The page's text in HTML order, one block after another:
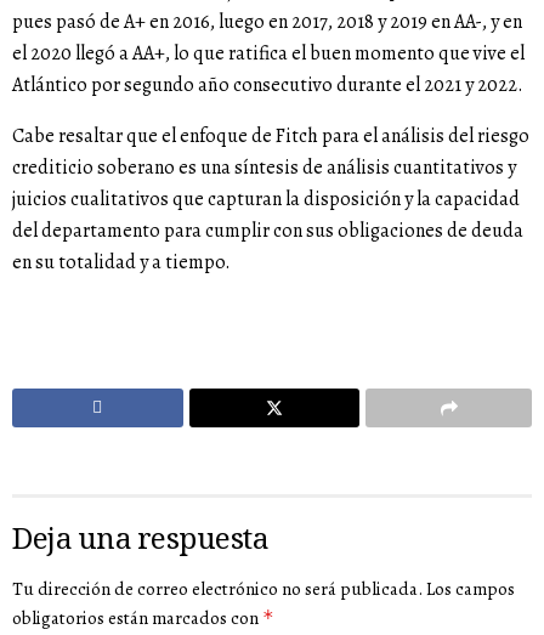
pues pasó de A+ en 2016, luego en 2017, 2018 y 2019 en AA-, y en
el 2020 llegó a AA+, lo que ratifica el buen momento que vive el
Atlántico por segundo año consecutivo durante el 2021 y 2022.
Cabe resaltar que el enfoque de Fitch para el análisis del riesgo
crediticio soberano es una síntesis de análisis cuantitativos y
juicios cualitativos que capturan la disposición y la capacidad
del departamento para cumplir con sus obligaciones de deuda
en su totalidad y a tiempo.
Deja una respuesta
Tu dirección de correo electrónico no será publicada. Los campos
obligatorios están marcados con *